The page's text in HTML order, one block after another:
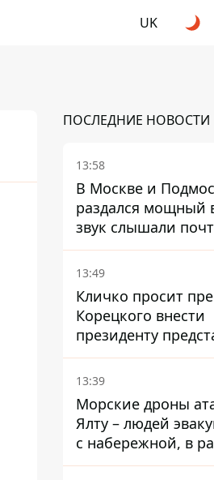
UK
ПОСЛЕДНИЕ НОВОСТИ
13:58
В Москве и
раздался мощный
звук слышали
всей области
13:49
Кличко просит
Корецкого внести
президенту
на увольнение
Троещины
13:39
Морские дроны
Ялту – людей
с набережной, в
порта сообщают о